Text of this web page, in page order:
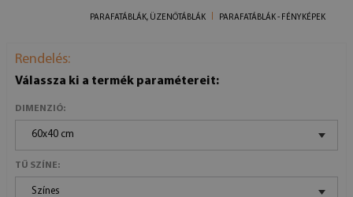
PARAFATÁBLÁK, ÜZENŐTÁBLÁK PARAFATÁBLÁK - FÉNYKÉPEK
Rendelés:
Válassza ki a termék paramétereit:
DIMENZIÓ:
60x40 cm
TŰ SZÍNE:
Színes